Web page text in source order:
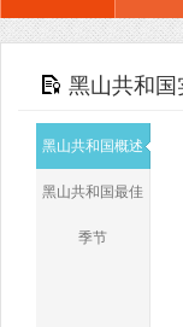
黑山共和国
黑山共和国概述
黑山共和国最佳
季节